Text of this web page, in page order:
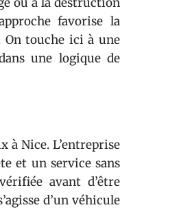
favorise la
touche ici à une
une logique de
à Nice. L’entreprise
et un service sans
avant d’être
d’un véhicule